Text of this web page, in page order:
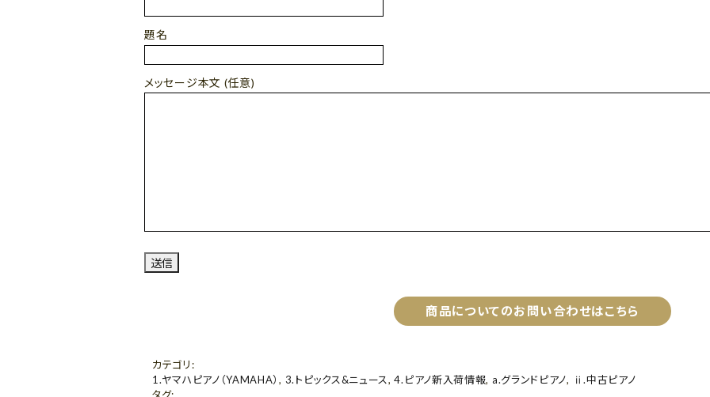
題名
メッセージ本文 (任意)
商品についてのお問い合わせはこちら
カテゴリ :
1.ヤマハピアノ（YAMAHA）, 3.トピックス&ニュース,4.ピアノ新入荷情報, a.グランドピアノ,
ⅱ.中古ピアノ
タグ: